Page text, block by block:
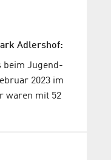
Adlershof:
beim Jugend-
2023 im
waren mit 52